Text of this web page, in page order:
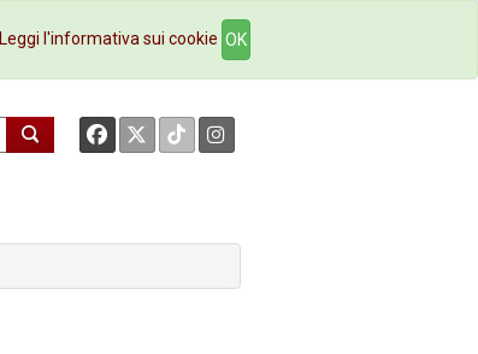
Contatti
Leggi l'informativa sui cookie OK